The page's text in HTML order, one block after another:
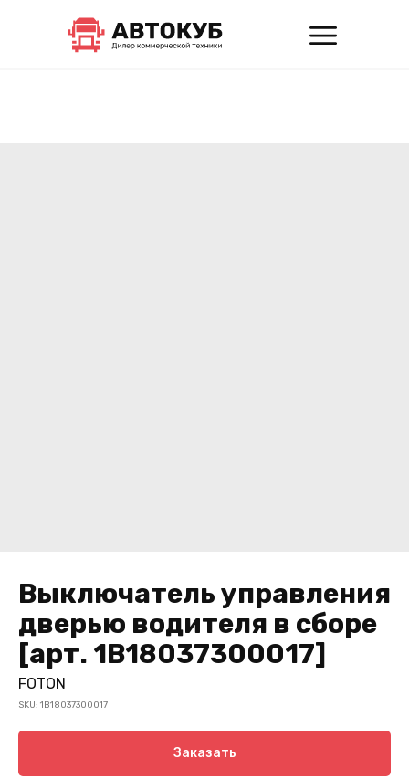
Выключатель управления
дверью водителя в сборе
[арт. 1B18037300017]
FOTON
SKU: 1B18037300017
Заказать